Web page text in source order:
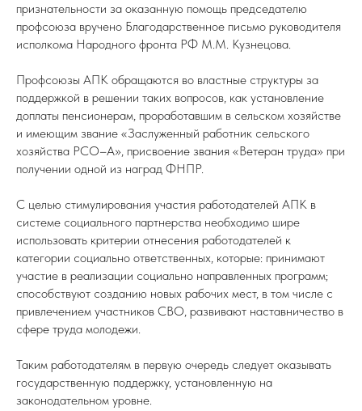
признательности за оказанную помощь председателю
профсоюза вручено Благодарственное письмо руководителя
исполкома Народного фронта РФ М.М. Кузнецова.
Профсоюзы АПК обращаются во властные структуры за
поддержкой в решении таких вопросов, как установление
доплаты пенсионерам, проработавшим в сельском хозяйстве
и имеющим звание «Заслуженный работник сельского
хозяйства РСО–А», присвоение звания «Ветеран труда» при
получении одной из наград ФНПР.
С целью стимулирования участия работодателей АПК в
системе социального партнерства необходимо шире
использовать критерии отнесения работодателей к
категории социально ответственных, которые: принимают
участие в реализации социально направленных программ;
способствуют созданию новых рабочих мест, в том числе с
привлечением участников СВО, развивают наставничество в
сфере труда молодежи.
Таким работодателям в первую очередь следует оказывать
государственную поддержку, установленную на
законодательном уровне.